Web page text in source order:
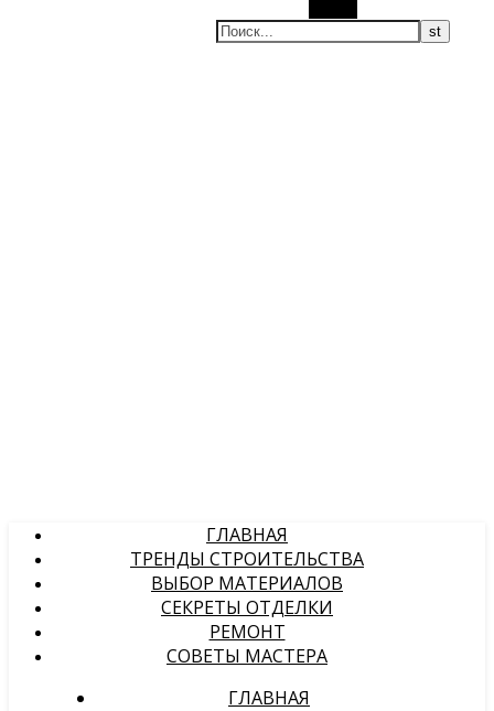
ГЛАВНАЯ
ТРЕНДЫ СТРОИТЕЛЬСТВА
ВЫБОР МАТЕРИАЛОВ
СЕКРЕТЫ ОТДЕЛКИ
РЕМОНТ
СОВЕТЫ МАСТЕРА
ГЛАВНАЯ